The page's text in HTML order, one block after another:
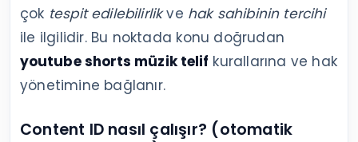
çok tespit edilebilirlikve hak sahibinin tercihi
ile ilgilidir. Bu noktada konu doğrudan
youtube shorts müzik telif kurallarına ve hak
yönetimine bağlanır.
Content ID nasıl çalışır? (otomatik